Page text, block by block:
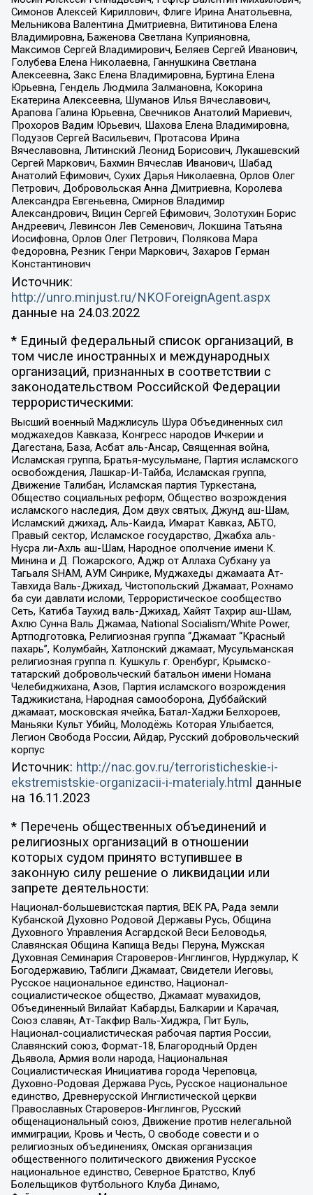
Симонов Алексей Кириллович, Флиге Ирина Анатольевна,
Мельникова Валентина Дмитриевна, Вититинова Елена
Владимировна, Баженова Светлана Куприяновна,
Максимов Сергей Владимирович, Беляев Сергей Иванович,
Голубева Елена Николаевна, Ганнушкина Светлана
Алексеевна, Закс Елена Владимировна, Буртина Елена
Юрьевна, Гендель Людмила Залмановна, Кокорина
Екатерина Алексеевна, Шуманов Илья Вячеславович,
Арапова Галина Юрьевна, Свечников Анатолий Мариевич,
Прохоров Вадим Юрьевич, Шахова Елена Владимировна,
Подузов Сергей Васильевич, Протасова Ирина
Вячеславовна, Литинский Леонид Борисович, Лукашевский
Сергей Маркович, Бахмин Вячеслав Иванович, Шабад
Анатолий Ефимович, Сухих Дарья Николаевна, Орлов Олег
Петрович, Добровольская Анна Дмитриевна, Королева
Александра Евгеньевна, Смирнов Владимир
Александрович, Вицин Сергей Ефимович, Золотухин Борис
Андреевич, Левинсон Лев Семенович, Локшина Татьяна
Иосифовна, Орлов Олег Петрович, Полякова Мара
Федоровна, Резник Генри Маркович, Захаров Герман
Константинович
Источник:
http://unro.minjust.ru/NKOForeignAgent.aspx
данные на 24.03.2022
* Единый федеральный список организаций, в
том числе иностранных и международных
организаций, признанных в соответствии с
законодательством Российской Федерации
террористическими:
Высший военный Маджлисуль Шура Объединенных сил
моджахедов Кавказа, Конгресс народов Ичкерии и
Дагестана, База, Асбат аль-Ансар, Священная война,
Исламская группа, Братья-мусульмане, Партия исламского
освобождения, Лашкар-И-Тайба, Исламская группа,
Движение Талибан, Исламская партия Туркестана,
Общество социальных реформ, Общество возрождения
исламского наследия, Дом двух святых, Джунд аш-Шам,
Исламский джихад, Аль-Каида, Имарат Кавказ, АБТО,
Правый сектор, Исламское государство, Джабха аль-
Нусра ли-Ахль аш-Шам, Народное ополчение имени К.
Минина и Д. Пожарского, Аджр от Аллаха Субхану уа
Тагьаля SHAM, АУМ Синрике, Муджахеды джамаата Ат-
Тавхида Валь-Джихад, Чистопольский Джамаат, Рохнамо
ба суи давлати исломи, Террористическое сообщество
Сеть, Катиба Таухид валь-Джихад, Хайят Тахрир аш-Шам,
Ахлю Сунна Валь Джамаа, National Socialism/White Power,
Артподготовка, Религиозная группа “Джамаат “Красный
пахарь”, Колумбайн, Хатлонский джамаат, Мусульманская
религиозная группа п. Кушкуль г. Оренбург, Крымско-
татарский добровольческий батальон имени Номана
Челебиджихана, Азов, Партия исламского возрождения
Таджикистана, Народная самооборона, Дуббайский
джамаат, московская ячейка, Батал-Хаджи Белхороев,
Маньяки Культ Убийц, Молодёжь Которая Улыбается,
Легион Свобода России, Айдар, Русский добровольческий
корпус
Источник: http://nac.gov.ru/terroristicheskie-i-
ekstremistskie-organizacii-i-materialy.html данные
на 16.11.2023
* Перечень общественных объединений и
религиозных организаций в отношении
которых судом принято вступившее в
законную силу решение о ликвидации или
запрете деятельности:
Национал-большевистская партия, ВЕК РА, Рада земли
Кубанской Духовно Родовой Державы Русь, Община
Духовного Управления Асгардской Веси Беловодья,
Славянская Община Капища Веды Перуна, Мужская
Духовная Семинария Староверов-Инглингов, Нурджулар, К
Богодержавию, Таблиги Джамаат, Свидетели Иеговы,
Русское национальное единство, Национал-
социалистическое общество, Джамаат мувахидов,
Объединенный Вилайат Кабарды, Балкарии и Карачая,
Союз славян, Ат-Такфир Валь-Хиджра, Пит Буль,
Национал-социалистическая рабочая партия России,
Славянский союз, Формат-18, Благородный Орден
Дьявола, Армия воли народа, Национальная
Социалистическая Инициатива города Череповца,
Духовно-Родовая Держава Русь, Русское национальное
единство, Древнерусской Инглистической церкви
Православных Староверов-Инглингов, Русский
общенациональный союз, Движение против нелегальной
иммиграции, Кровь и Честь, О свободе совести и о
религиозных объединениях, Омская организация
общественного политического движения Русское
национальное единство, Северное Братство, Клуб
Болельщиков Футбольного Клуба Динамо,